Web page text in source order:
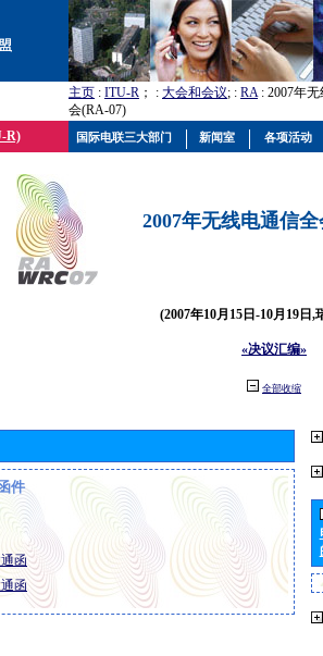
主页 : ITU-R ； : 大会和会议; : RA: 2007年
会(RA-07)
R)
2007年无线电通信
(2007年10月15日-10月19日,
«决议汇编»
全部收缩
件
函
函
国际电联三大部门 新闻室 各项活动